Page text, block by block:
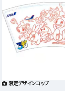
限定デザインコップ